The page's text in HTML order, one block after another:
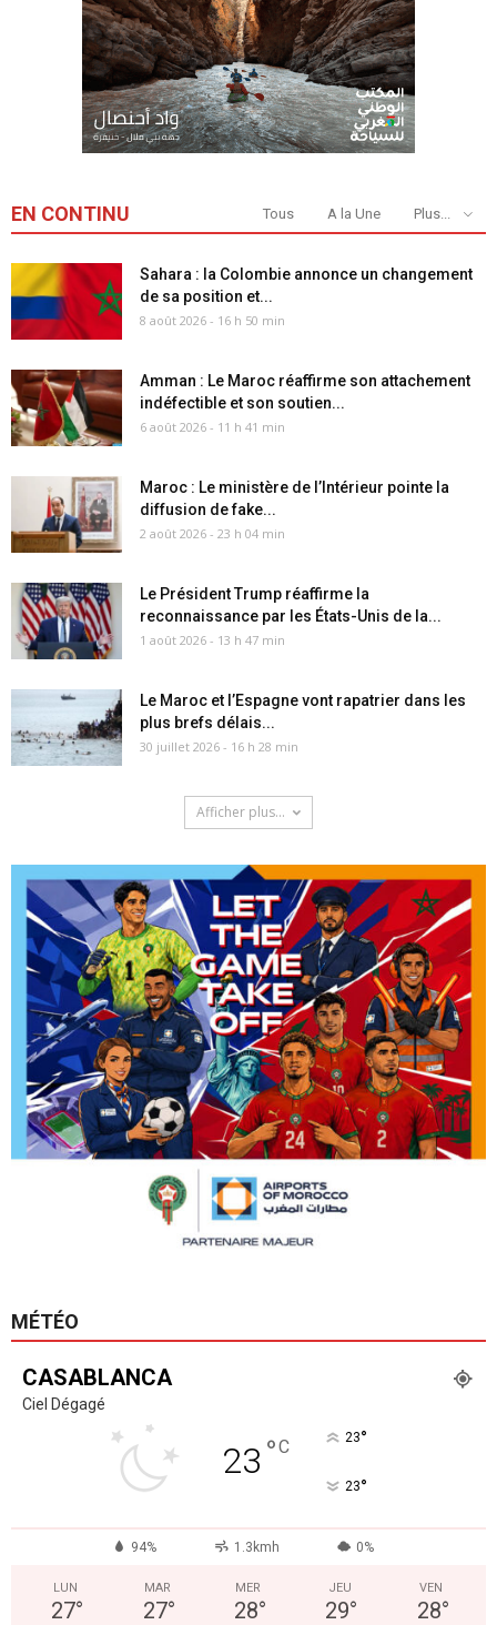
EN CONTINU Tous A la Une Plus...
Sahara : la Colombie annonce un changement
de sa position et...
8 août 2026 - 16 h 50 min
Amman : Le Maroc réaffirme son attachement
indéfectible et son soutien...
6 août 2026 - 11 h 41 min
Maroc : Le ministère de l’Intérieur pointe la
diffusion de fake...
2 août 2026 - 23 h 04 min
Le Président Trump réaffirme la
reconnaissance par les États-Unis de la...
1 août 2026 - 13 h 47 min
Le Maroc et l’Espagne vont rapatrier dans les
plus brefs délais...
30 juillet 2026 - 16 h 28 min
Afficher plus...
MÉTÉO
CASABLANCA
Ciel Dégagé
23 °C 23°
23°
94% 1.3kmh 0%
LUN
27°
MAR
27°
MER
28°
JEU
29°
VEN
28°